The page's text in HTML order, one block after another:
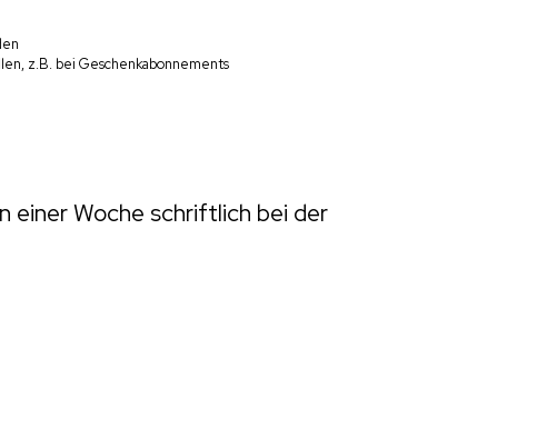
z.B. bei Geschenkabonnements
einer Woche schriftlich bei der